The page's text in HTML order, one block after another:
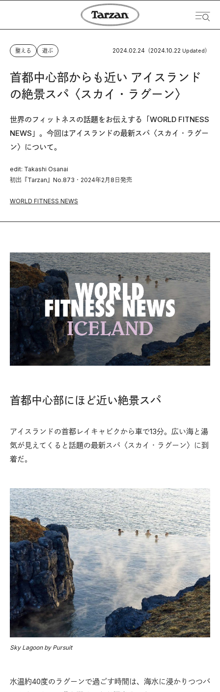
整える 遊ぶ 2024.02.24 （2024.10.22 Updated）
首都中心部からも近い アイスランド
の絶景スパ〈スカイ・ラグーン〉
世界のフィットネスの話題をお伝えする「WORLD FITNESS
NEWS」。今回はアイスランドの最新スパ〈スカイ・ラグー
ン〉について。
edit: Takashi Osanai
初出『Tarzan』No.873・2024年2月8日発売
WORLD FITNESS NEWS
首都中心部にほど近い絶景スパ
アイスランドの首都レイキャビクから車で13分。広い海と湯
気が見えてくると話題の最新スパ〈スカイ・ラグーン〉に到
着だ。
Sky Lagoon by Pursuit
水温約40度のラグーンで過ごす時間は、海水に浸かりつつバ